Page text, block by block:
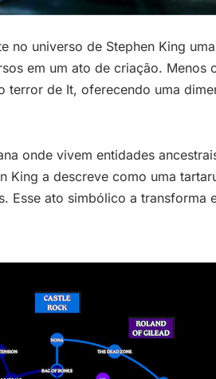
no universo de Stephen King
em um ato de criação.
de It, oferecendo uma
onde vivem entidades
a descreve como uma
ato simbólico a transforma